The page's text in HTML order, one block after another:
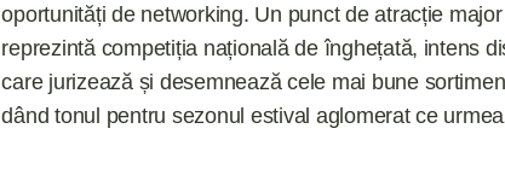
oportunități de networking. Un punct de atracție
reprezintă competiția națională de înghețată, intens
care jurizează și desemnează cele mai bune
dând tonul pentru sezonul estival aglomerat ce